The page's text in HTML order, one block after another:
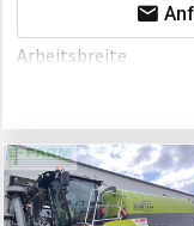
Arbeitsbreite
Tankinhalt
Kabine
Bordcomputer